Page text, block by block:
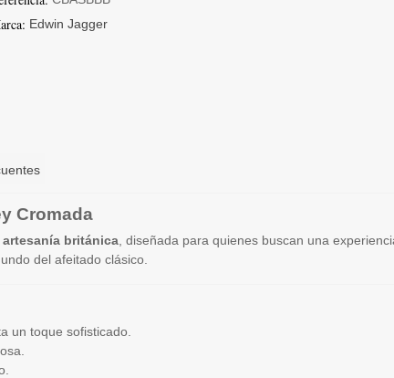
Edwin Jagger
Cromada
artesanía británica , diseñada para quienes buscan una
del afeitado clásico.
un toque sofisticado.